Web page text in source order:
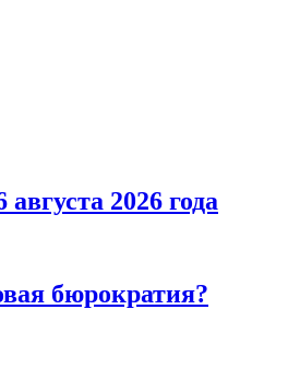
2026 года
бюрократия?